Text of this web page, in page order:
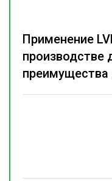
Применение
производстве
преимущества